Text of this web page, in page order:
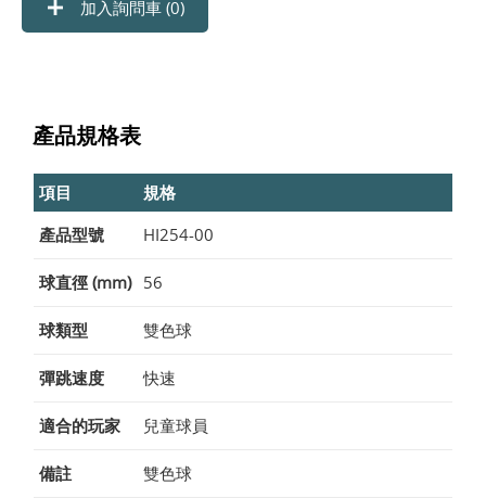
加入詢問車 (0)
產品規格表
項目
規格
產品型號
HI254-00
球直徑 (mm) 56
球類型 雙色球
彈跳速度 快速
適合的玩家 兒童球員
備註 雙色球